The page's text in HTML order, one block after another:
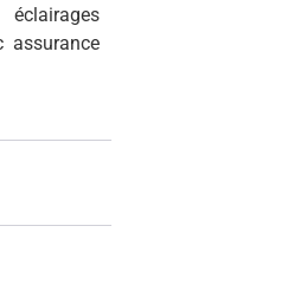
assurance